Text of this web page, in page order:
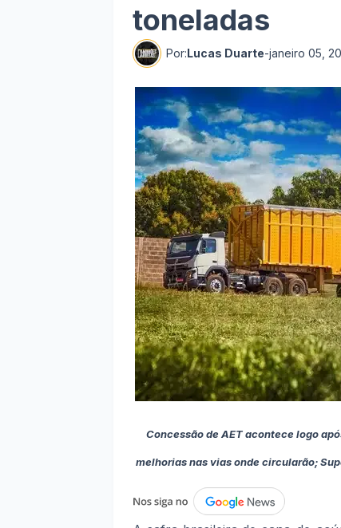
toneladas
Por:Lucas Duarte-janeiro 05,
Concessão de AET acontece logo
melhorias nas vias onde circularão;